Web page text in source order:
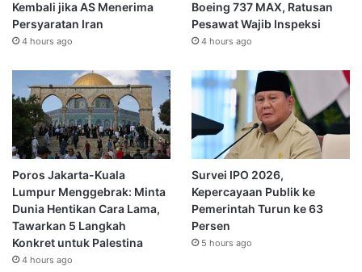
Kembali jika AS Menerima
Persyaratan Iran
4 hours ago
Boeing 737 MAX, Ratusan
Pesawat Wajib Inspeksi
4 hours ago
Poros Jakarta-Kuala
Lumpur Menggebrak: Minta
Dunia Hentikan Cara Lama,
Tawarkan 5 Langkah
Konkret untuk Palestina
4 hours ago
Survei IPO 2026,
Kepercayaan Publik ke
Pemerintah Turun ke 63
Persen
5 hours ago